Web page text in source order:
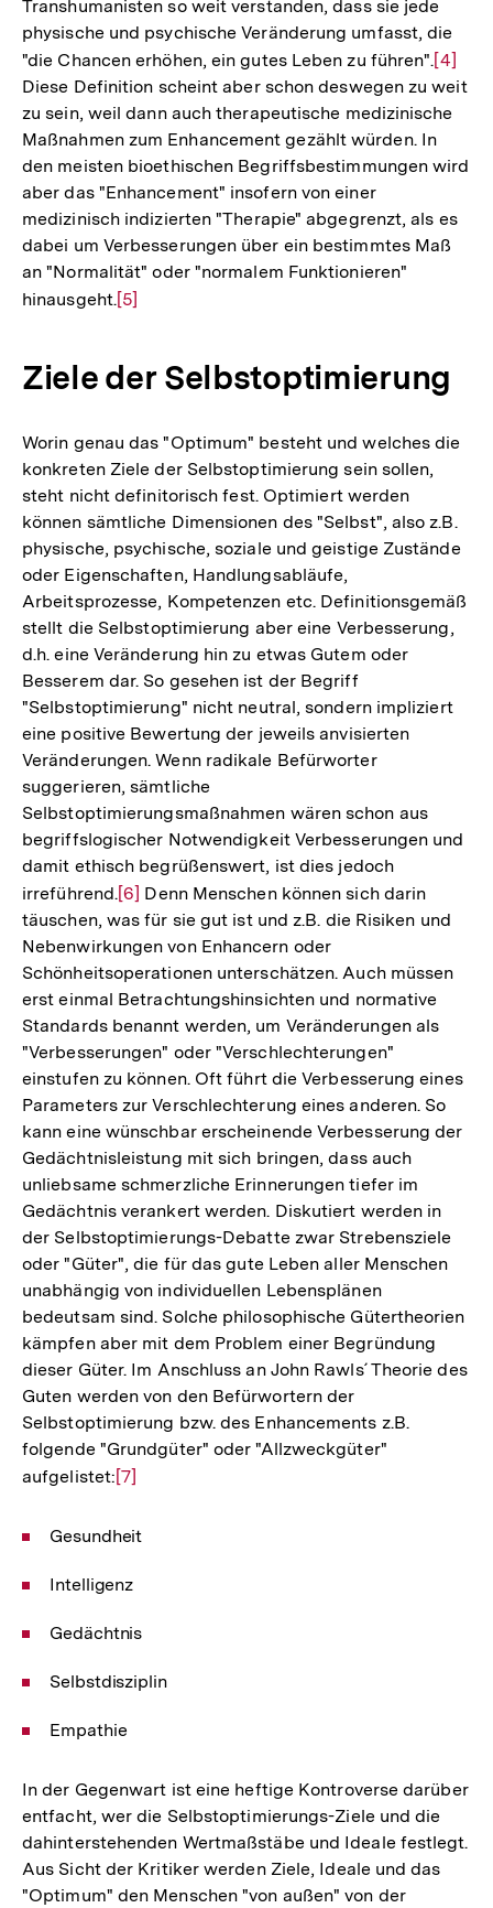
Transhumanisten so weit verstanden, dass sie jede
physische und psychische Veränderung umfasst, die
"die Chancen erhöhen, ein gutes Leben zu führen".Zur
der
[4]
Diese Definition scheint aber schon deswegen zu weit
zu sein, weil dann auch therapeutische medizinische
Maßnahmen zum Enhancement gezählt würden. In
den meisten bioethischen Begriffsbestimmungen wird
aber das "Enhancement" insofern von einer
medizinisch indizierten "Therapie" abgegrenzt, als es
dabei um Verbesserungen über ein bestimmtes Maß
an "Normalität" oder "normalem Funktionieren"
hinausgeht.Zur
Fußnote
[5]
Ziele der Selbstoptimierung
Worin genau das "Optimum" besteht und welches die
konkreten Ziele der Selbstoptimierung sein sollen,
steht nicht definitorisch fest. Optimiert werden
können sämtliche Dimensionen des "Selbst", also z.B.
physische, psychische, soziale und geistige Zustände
oder Eigenschaften, Handlungsabläufe,
Arbeitsprozesse, Kompetenzen etc. Definitionsgemäß
stellt die Selbstoptimierung aber eine Verbesserung,
d.h. eine Veränderung hin zu etwas Gutem oder
Besserem dar. So gesehen ist der Begriff
"Selbstoptimierung" nicht neutral, sondern impliziert
eine positive Bewertung der jeweils anvisierten
Veränderungen. Wenn radikale Befürworter
suggerieren, sämtliche
Selbstoptimierungsmaßnahmen wären schon aus
begriffslogischer Notwendigkeit Verbesserungen und
damit ethisch begrüßenswert, ist dies jedoch
irreführend.Zur
Auflösung
der
Fußnote
[6] Denn Menschen können sich darin
täuschen, was für sie gut ist und z.B. die Risiken und
Nebenwirkungen von Enhancern oder
Schönheitsoperationen unterschätzen. Auch müssen
erst einmal Betrachtungshinsichten und normative
Standards benannt werden, um Veränderungen als
"Verbesserungen" oder "Verschlechterungen"
einstufen zu können. Oft führt die Verbesserung eines
Parameters zur Verschlechterung eines anderen. So
kann eine wünschbar erscheinende Verbesserung der
Gedächtnisleistung mit sich bringen, dass auch
unliebsame schmerzliche Erinnerungen tiefer im
Gedächtnis verankert werden. Diskutiert werden in
der Selbstoptimierungs-Debatte zwar Strebensziele
oder "Güter", die für das gute Leben aller Menschen
unabhängig von individuellen Lebensplänen
bedeutsam sind. Solche philosophische Gütertheorien
kämpfen aber mit dem Problem einer Begründung
dieser Güter. Im Anschluss an John Rawls´ Theorie des
Guten werden von den Befürwortern der
Selbstoptimierung bzw. des Enhancements z.B.
folgende "Grundgüter" oder "Allzweckgüter"
aufgelistet:Zur
der
[7]
Gesundheit
Intelligenz
Gedächtnis
Selbstdisziplin
Empathie
In der Gegenwart ist eine heftige Kontroverse darüber
entfacht, wer die Selbstoptimierungs-Ziele und die
dahinterstehenden Wertmaßstäbe und Ideale festlegt.
Aus Sicht der Kritiker werden Ziele, Ideale und das
"Optimum" den Menschen "von außen" von der